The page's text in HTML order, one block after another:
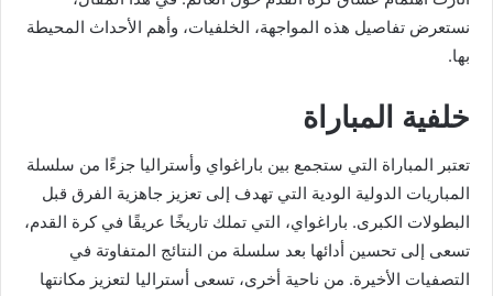
نستعرض تفاصيل هذه المواجهة، الخلفيات، وأهم الأحداث المحيطة
بها.
خلفية المباراة
تعتبر المباراة التي ستجمع بين باراغواي وأستراليا جزءًا من سلسلة
المباريات الدولية الودية التي تهدف إلى تعزيز جاهزية الفرق قبل
البطولات الكبرى. باراغواي، التي تملك تاريخًا عريقًا في كرة القدم،
تسعى إلى تحسين أدائها بعد سلسلة من النتائج المتفاوتة في
التصفيات الأخيرة. من ناحية أخرى، تسعى أستراليا لتعزيز مكانتها